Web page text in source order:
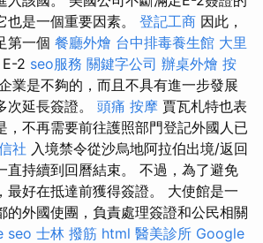
是一個重要因素。 登記工商 因此，
第一個 餐廳外燴 台中排毒養生館 大里
E-2 seo服務 關鍵字公司 辦桌外燴 按
業是不夠的，而且不具有進一步發展
次延長簽證。 頭痛 按摩 賈瓦札特也表
，不再需要前往護照部門登記外國人已
社 入境禁令從沙烏地阿拉伯出境/返回
直持續到回曆結束。 不過，為了避免
最好在抵達前獲得簽證。 大使館是一
的外國使團，負責處理簽證和公民相關
seo 士林 撥筋 html 醫美診所 Google